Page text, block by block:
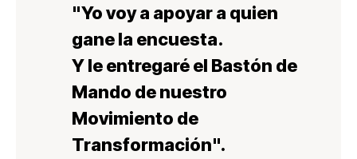
"Yo voy a apoyar a quien
gane la encuesta.
Y le entregaré el Bastón de
Mando de nuestro
Movimiento de
Transformación".